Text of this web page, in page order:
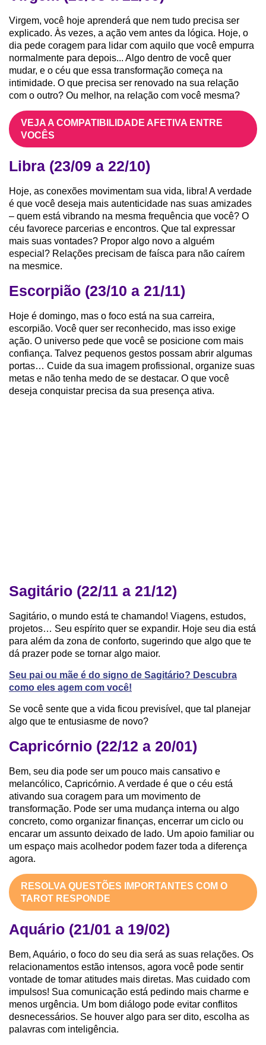
Virgem, você hoje aprenderá que nem tudo precisa ser
explicado. Às vezes, a ação vem antes da lógica. Hoje, o
dia pede coragem para lidar com aquilo que você empurra
normalmente para depois... Algo dentro de você quer
mudar, e o céu que essa transformação começa na
intimidade. O que precisa ser renovado na sua relação
com o outro? Ou melhor, na relação com você mesma?
VEJA A COMPATIBILIDADE AFETIVA ENTRE
VOCÊS
Libra (23/09 a 22/10)
Hoje, as conexões movimentam sua vida, libra! A verdade
é que você deseja mais autenticidade nas suas amizades
– quem está vibrando na mesma frequência que você? O
céu favorece parcerias e encontros. Que tal expressar
mais suas vontades? Propor algo novo a alguém
especial? Relações precisam de faísca para não caírem
na mesmice.
Escorpião (23/10 a 21/11)
Hoje é domingo, mas o foco está na sua carreira,
escorpião. Você quer ser reconhecido, mas isso exige
ação. O universo pede que você se posicione com mais
confiança. Talvez pequenos gestos possam abrir algumas
portas… Cuide da sua imagem profissional, organize suas
metas e não tenha medo de se destacar. O que você
deseja conquistar precisa da sua presença ativa.
Sagitário (22/11 a 21/12)
Sagitário, o mundo está te chamando! Viagens, estudos,
projetos… Seu espírito quer se expandir. Hoje seu dia está
para além da zona de conforto, sugerindo que algo que te
dá prazer pode se tornar algo maior.
Seu pai ou mãe é do signo de Sagitário? Descubra
como eles agem com você!
Se você sente que a vida ficou previsível, que tal planejar
algo que te entusiasme de novo?
Capricórnio (22/12 a 20/01)
Bem, seu dia pode ser um pouco mais cansativo e
melancólico, Capricórnio. A verdade é que o céu está
ativando sua coragem para um movimento de
transformação. Pode ser uma mudança interna ou algo
concreto, como organizar finanças, encerrar um ciclo ou
encarar um assunto deixado de lado. Um apoio familiar ou
um espaço mais acolhedor podem fazer toda a diferença
agora.
RESOLVA QUESTÕES IMPORTANTES COM O
TAROT RESPONDE
Aquário (21/01 a 19/02)
Bem, Aquário, o foco do seu dia será as suas relações. Os
relacionamentos estão intensos, agora você pode sentir
vontade de tomar atitudes mais diretas. Mas cuidado com
impulsos! Sua comunicação está pedindo mais charme e
menos urgência. Um bom diálogo pode evitar conflitos
desnecessários. Se houver algo para ser dito, escolha as
palavras com inteligência.